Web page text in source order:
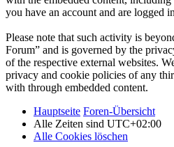
you have an account and are logged
Please note that such activity is
Forum” and is governed by the
of the respective external websites.
privacy and cookie policies of any
with through embedded content.
Hauptseite Foren-Übersicht
Alle Zeiten sind UTC+02:00
Alle Cookies löschen